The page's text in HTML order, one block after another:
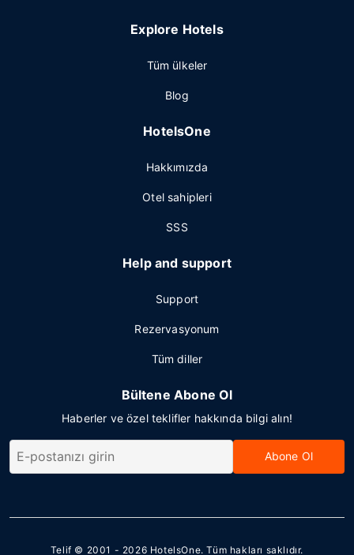
Explore Hotels
Tüm ülkeler
Blog
HotelsOne
Hakkımızda
Otel sahipleri
SSS
Help and support
Support
Rezervasyonum
Tüm diller
Bültene Abone Ol
Haberler ve özel teklifler hakkında bilgi alın!
Abone Ol
Telif © 2001 - 2026 HotelsOne. Tüm hakları saklıdır.